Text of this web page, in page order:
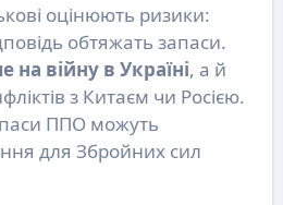
оцінюють ризики:
обтяжать запаси.
війну в Україні, а й
з Китаєм чи Росією.
ППО можуть
для Збройних сил